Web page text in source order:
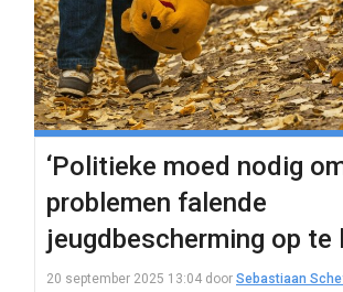
‘Politieke moed nodig
problemen falende
jeugdbescherming op te
20 september 2025 13:04 door Sebastiaan